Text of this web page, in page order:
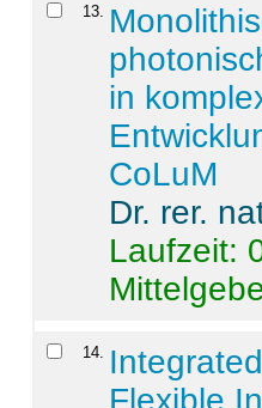
13
in
CoLuM
Dr. rer.
Laufzeit:
14
Flexible